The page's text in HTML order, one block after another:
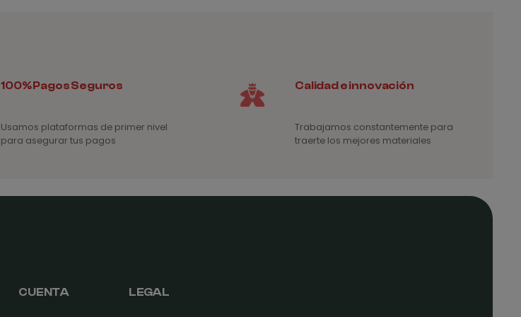
100% Pagos Seguros
Usamos plataformas de primer nivel
para asegurar tus pagos
Calidad e innovación
Trabajamos constantemente para
traerte los mejores materiales
CUENTA LEGAL